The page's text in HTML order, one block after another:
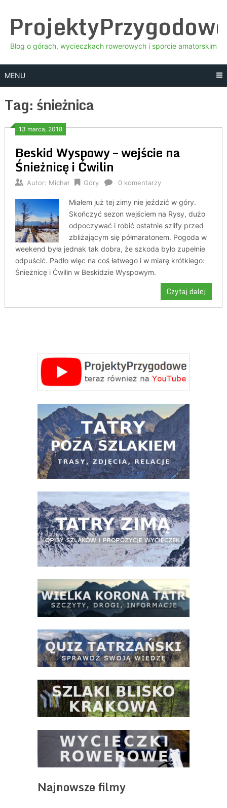
content
Blog o górach, wycieczkach rowerowych i sporcie amatorskim
MENU
Tag:śnieżnica
13 marca, 2018
Beskid Wyspowy – wejście na
Śnieżnicę i Ćwilin
Autor: Michał Góry 0 komentarzy
Miałem już tej zimy nie jeździć w góry.
Skończyć sezon wejściem na Rysy, dużo
odpoczywać i robić ostatnie szlify przed
zbliżającym się półmaratonem. Pogoda w
weekend była jednak tak dobra, że szkoda było zupełnie
odpuścić. Padło więc na coś łatwego i w miarę krótkiego:
Śnieżnicę i Ćwilin w Beskidzie Wyspowym.
Czytaj dalej
Najnowsze filmy